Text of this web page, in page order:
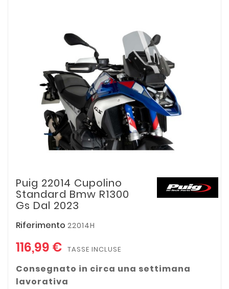
Puig 22014 Cupolino
Standard Bmw R1300
Gs Dal 2023
Riferimento 22014H
116,99 € TASSE INCLUSE
Consegnato in circa una settimana
lavorativa